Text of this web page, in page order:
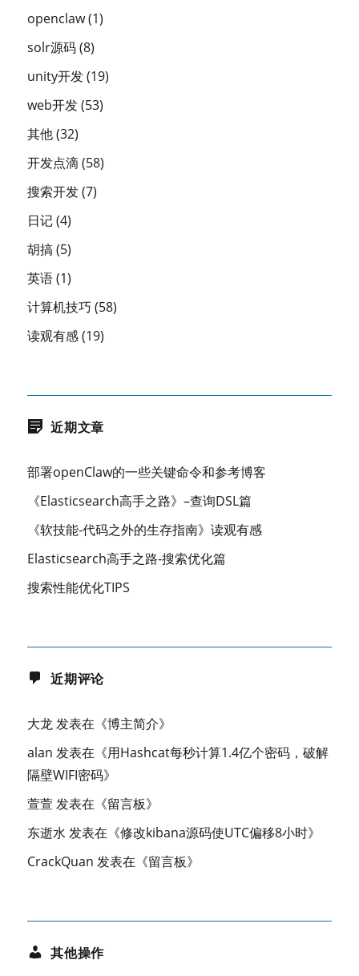
openclaw(1)
solr源码(8)
unity开发(19)
web开发(53)
其他(32)
开发点滴(58)
搜索开发(7)
日记(4)
胡搞(5)
英语(1)
计算机技巧 (58)
读观有感(19)
近期文章
部署openClaw的一些关键命令和参考博客
《Elasticsearch高手之路》–查询DSL篇
《软技能-代码之外的生存指南》读观有感
Elasticsearch高手之路-搜索优化篇
搜索性能优化TIPS
近期评论
大龙发表在《博主简介》
alan 发表在《用Hashcat每秒计算1.4亿个密码，破解
隔壁WIFI密码》
萱萱发表在《留言板》
东逝水 发表在《修改kibana源码使UTC偏移8小时》
CrackQuan 发表在《留言板》
其他操作